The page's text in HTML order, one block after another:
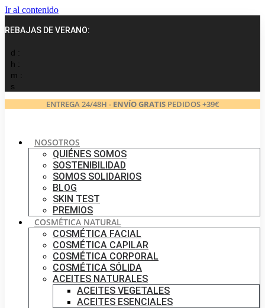
Ir al contenido
REBAJAS DE VERANO:
d :
h :
m :
s
ENTREGA 24/48H - ENVÍO GRATISPEDIDOS +39€
NOSOTROS
QUIÉNES SOMOS
SOSTENIBILIDAD
SOMOS SOLIDARIOS
BLOG
SKIN TEST
PREMIOS
COSMÉTICA NATURAL
COSMÉTICA FACIAL
COSMÉTICA CAPILAR
COSMÉTICA CORPORAL
COSMÉTICA SÓLIDA
ACEITES NATURALES
ACEITES VEGETALES
ACEITES ESENCIALES